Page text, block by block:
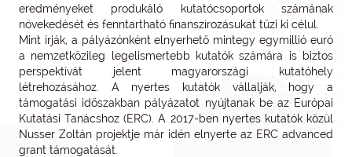
eredményeket produkáló kutatócsoportok számának
növekedését és fenntartható finanszírozásukat tűzi ki célul.
Mint írják, a pályázónként elnyerhető mintegy egymillió euró
a nemzetközileg legelismertebb kutatók számára is biztos
perspektívát jelent magyarországi kutatóhely
létrehozásához. A nyertes kutatók vállalják, hogy a
támogatási időszakban pályázatot nyújtanak be az Európai
Kutatási Tanácshoz (ERC). A 2017-ben nyertes kutatók közül
Nusser Zoltán projektje már idén elnyerte az ERC advanced
grant támogatását.